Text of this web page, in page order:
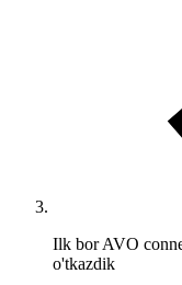
Ilk bor AVO
o'tkazdik